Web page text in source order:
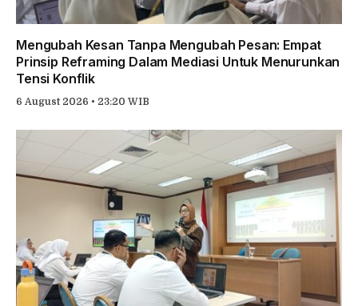
Mengubah Kesan Tanpa Mengubah Pesan: Empat
Prinsip Reframing Dalam Mediasi Untuk Menurunkan
Tensi Konflik
6 August 2026 • 23:20 WIB